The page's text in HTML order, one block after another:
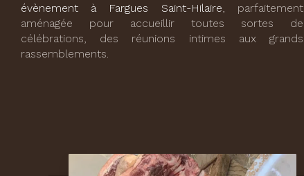
évènement à Fargues Saint-Hilaire , parfaitement
aménagée pour accueillir toutes sortes de
célébrations, des réunions intimes aux grands
rassemblements.